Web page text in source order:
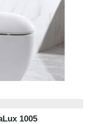
1005